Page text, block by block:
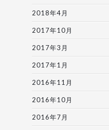
2018年4月
2017年10月
2017年3月
2017年1月
2016年11月
2016年10月
2016年7月